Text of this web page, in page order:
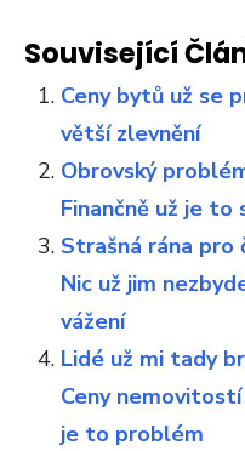
Související
Ceny bytů už se
větší zlevnění
Obrovský
Finančně už je to
Strašná rána pro
Nic už jim
vážení
Lidé už mi tady
Ceny
je to problém